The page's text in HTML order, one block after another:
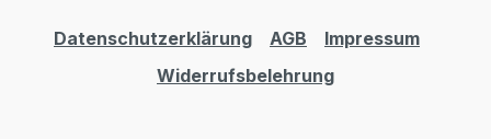
Datenschutzerklärung AGB
Impressum
Widerrufsbelehrung